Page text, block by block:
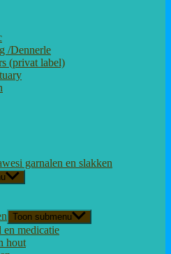
/Dennerle
(privat label)
garnalen en slakken
Toon submenu
en medicatie
hout